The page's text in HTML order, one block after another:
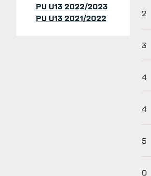
PU U13 2022/2023
PU U13 2021/2022
2
3
4
4
5
0